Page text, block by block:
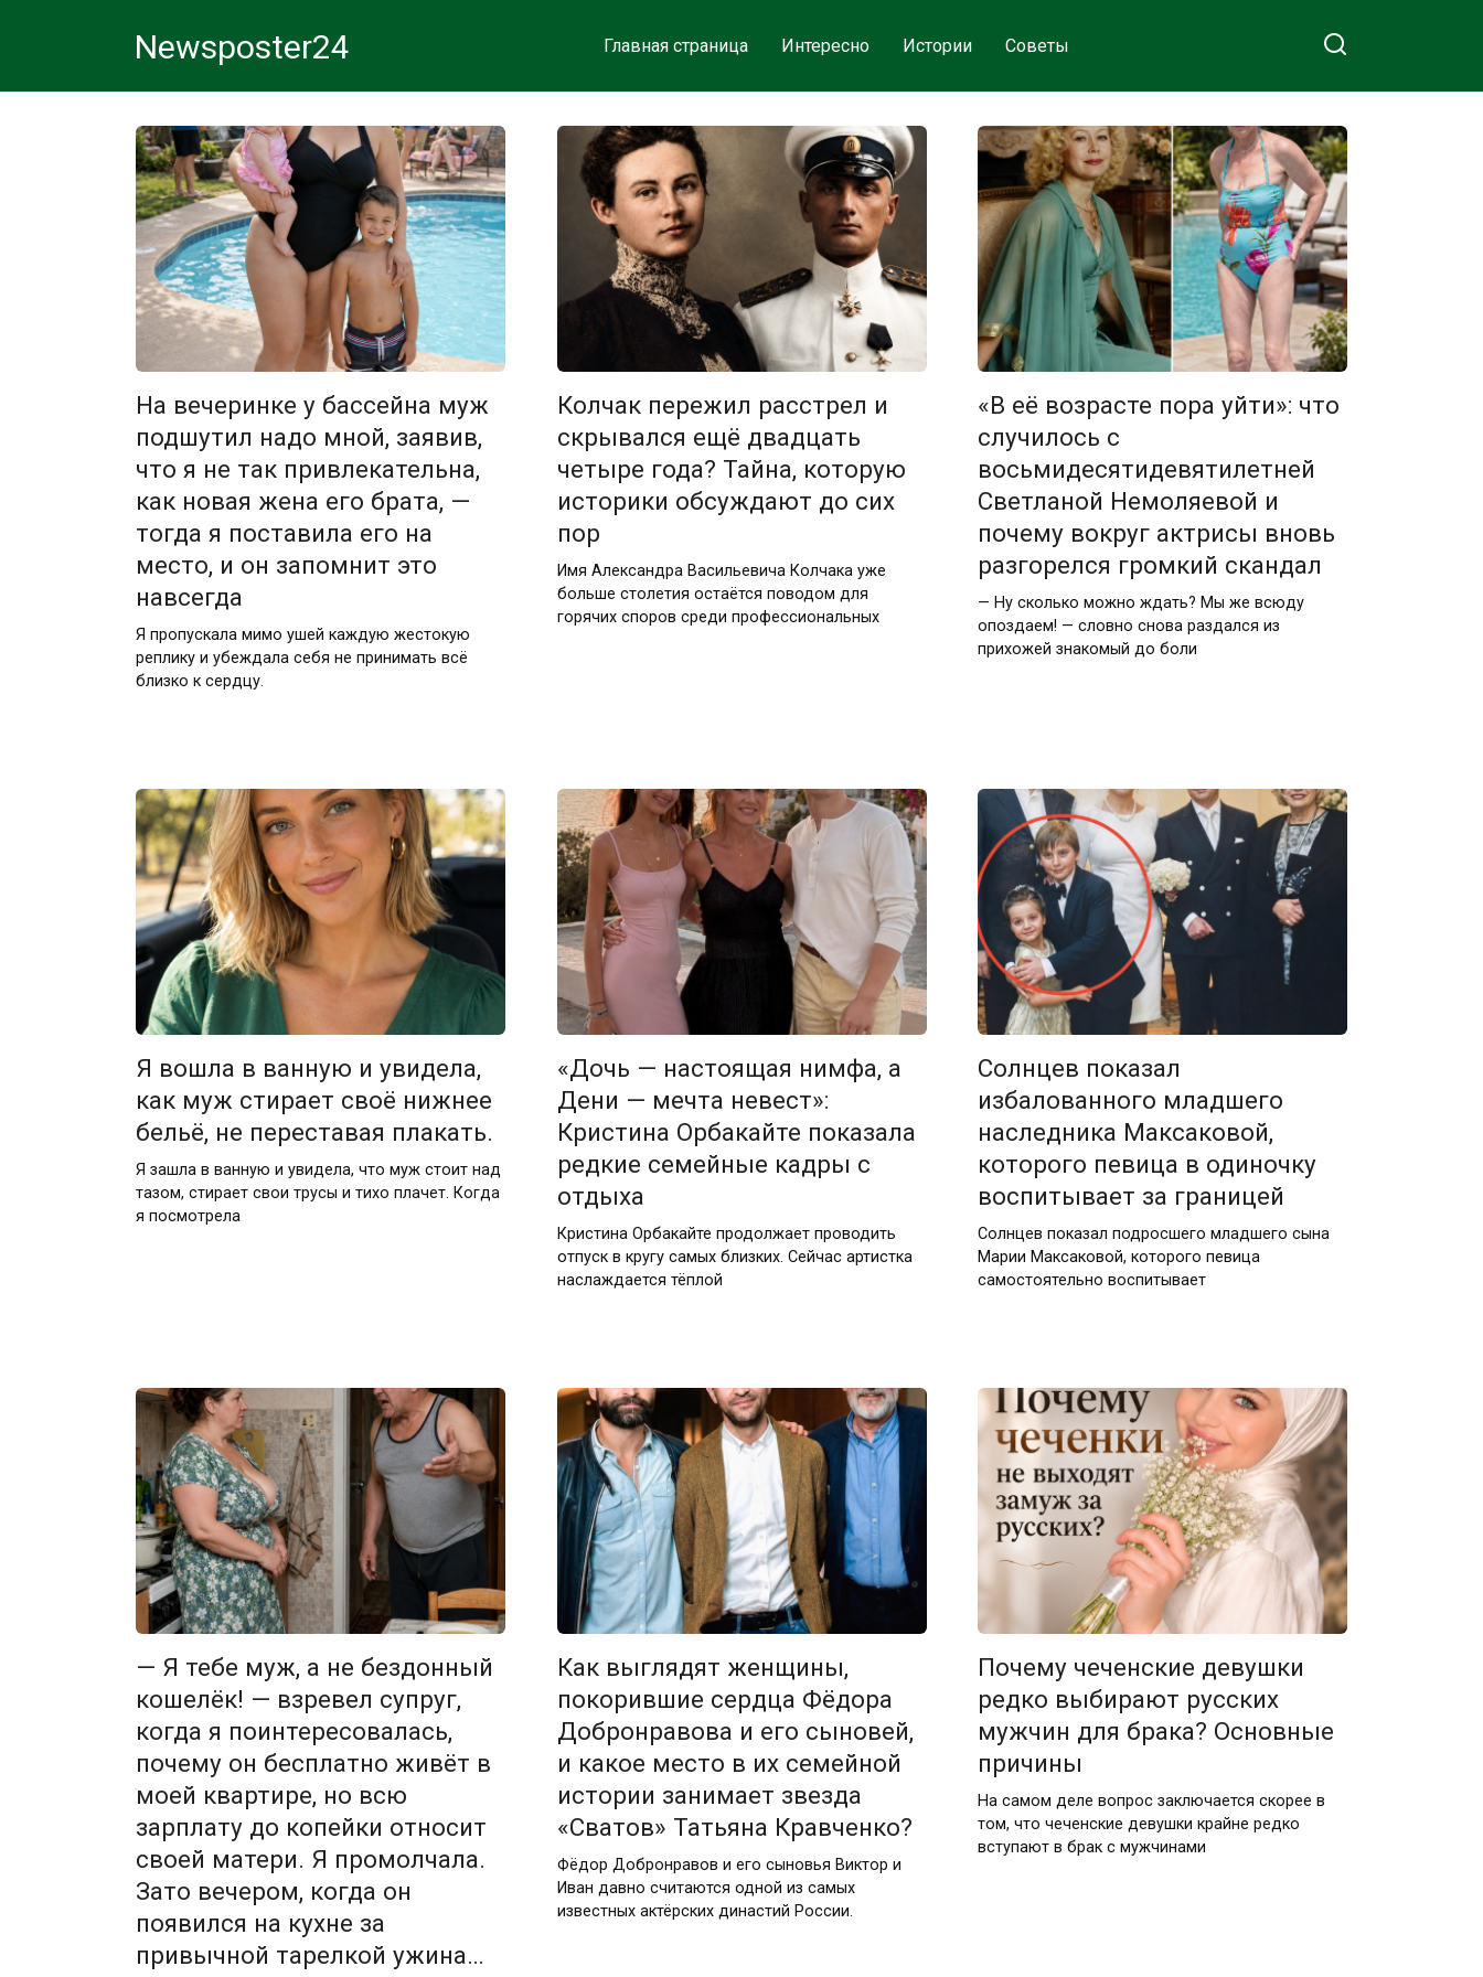
Newsposter24 Главная страница Интересно Истории Советы
На вечеринке у бассейна муж
подшутил надо мной, заявив,
что я не так привлекательна,
как новая жена его брата, —
тогда я поставила его на
место, и он запомнит это
навсегда
Я пропускала мимо ушей каждую жестокую
реплику и убеждала себя не принимать всё
близко к сердцу.
Колчак пережил расстрел и
скрывался ещё двадцать
четыре года? Тайна, которую
историки обсуждают до сих
пор
Имя Александра Васильевича Колчака уже
больше столетия остаётся поводом для
горячих споров среди профессиональных
«В её возрасте пора уйти»: что
случилось с
восьмидесятидевятилетней
Светланой Немоляевой и
почему вокруг актрисы вновь
разгорелся громкий скандал
— Ну сколько можно ждать? Мы же всюду
опоздаем! — словно снова раздался из
прихожей знакомый до боли
Я вошла в ванную и увидела,
как муж стирает своё нижнее
бельё, не переставая плакать.
Я зашла в ванную и увидела, что муж стоит над
тазом, стирает свои трусы и тихо плачет. Когда
я посмотрела
«Дочь — настоящая нимфа, а
Дени — мечта невест»:
Кристина Орбакайте показала
редкие семейные кадры с
отдыха
Кристина Орбакайте продолжает проводить
отпуск в кругу самых близких. Сейчас артистка
наслаждается тёплой
Солнцев показал
избалованного младшего
наследника Максаковой,
которого певица в одиночку
воспитывает за границей
Солнцев показал подросшего младшего сына
Марии Максаковой, которого певица
самостоятельно воспитывает
— Я тебе муж, а не бездонный
кошелёк! — взревел супруг,
когда я поинтересовалась,
почему он бесплатно живёт в
моей квартире, но всю
зарплату до копейки относит
своей матери. Я промолчала.
Зато вечером, когда он
появился на кухне за
привычной тарелкой ужина…
Как выглядят женщины,
покорившие сердца Фёдора
Добронравова и его сыновей,
и какое место в их семейной
истории занимает звезда
«Сватов» Татьяна Кравченко?
Фёдор Добронравов и его сыновья Виктор и
Иван давно считаются одной из самых
известных актёрских династий России.
Почему чеченские девушки
редко выбирают русских
мужчин для брака? Основные
причины
На самом деле вопрос заключается скорее в
том, что чеченские девушки крайне редко
вступают в брак с мужчинами